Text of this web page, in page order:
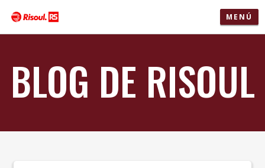
MENÚ
BLOG DE RISOUL